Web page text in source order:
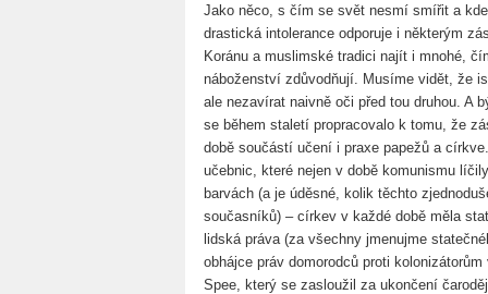
Jako něco, s čím se svět nesmí smířit a
drastická intolerance odporuje i některým
Koránu a muslimské tradici najít i mnohé,
náboženství zdůvodňují. Musíme vidět, že
ale nezavírat naivně oči před tou druhou. A
se během staletí propracovalo k tomu, že
době součástí učení i praxe papežů a
učebnic, které nejen v době komunismu
barvách (a je úděsné, kolik těchto
současníků) – církev v každé době měla
lidská práva (za všechny jmenujme
obhájce práv domorodců proti
Spee, který se zasloužil za ukončení